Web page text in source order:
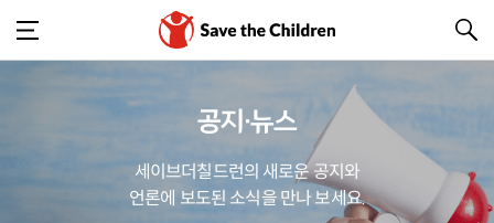
공지·뉴스
세이브더칠드런의 새로운 공지와
언론에 보도된 소식을 만나 보세요.